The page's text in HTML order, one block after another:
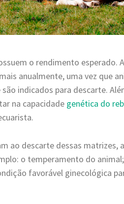
o rendimento esperado.
anualmente, uma vez que
indicados para descarte.
na capacidade genética do
ao descarte dessas matrizes,
o temperamento do
favorável ginecológica